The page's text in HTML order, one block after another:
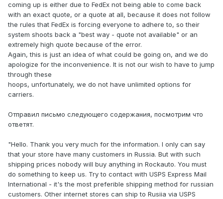
coming up is either due to FedEx not being able to come back
with an exact quote, or a quote at all, because it does not follow
the rules that FedEx is forcing everyone to adhere to, so their
system shoots back a "best way - quote not available" or an
extremely high quote because of the error.
Again, this is just an idea of what could be going on, and we do
apologize for the inconvenience. It is not our wish to have to jump
through these
hoops, unfortunately, we do not have unlimited options for
carriers.
Отправил письмо следующего содержания, посмотрим что
ответят.
"Hello. Thank you very much for the information. I only can say
that your store have many customers in Russia. But with such
shipping prices nobody will buy anything in Rockauto. You must
do something to keep us. Try to contact with USPS Express Mail
International - it's the most preferible shipping method for russian
customers. Other internet stores can ship to Rusiia via USPS